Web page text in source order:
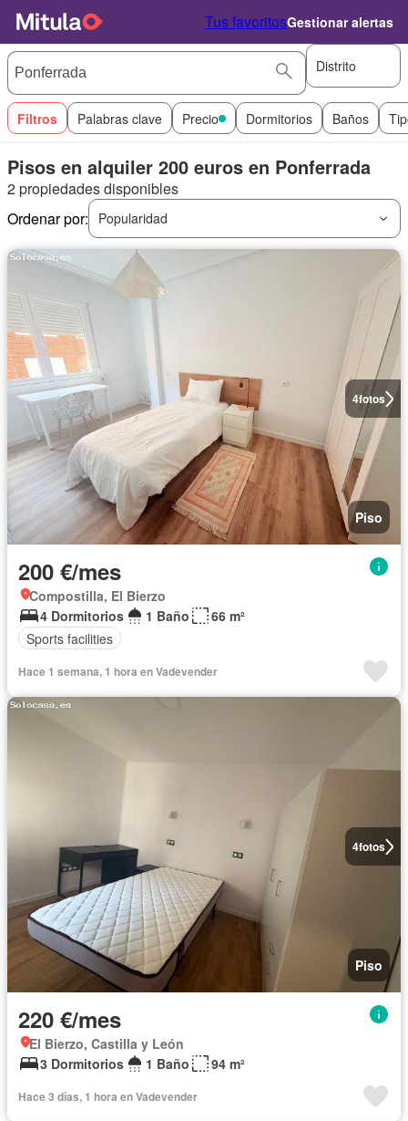
Tus favoritosGestionar alertas
Distrito
Filtros Palabras clave Precio Dormitorios Baños
Pisos en alquiler 200 euros en Ponferrada
2 propiedades disponibles
Ordenar por:
Popularidad
4fotos
Piso
200 €/mes
Compostilla, El Bierzo
4 Dormitorios
1 Baño
66 m²
Sports facilities
Hace 1 semana, 1 hora en Vadevender
4fotos
Piso
220 €/mes
El Bierzo, Castilla y León
3 Dormitorios
1 Baño 94 m²
Hace 3 días, 1 hora en Vadevender